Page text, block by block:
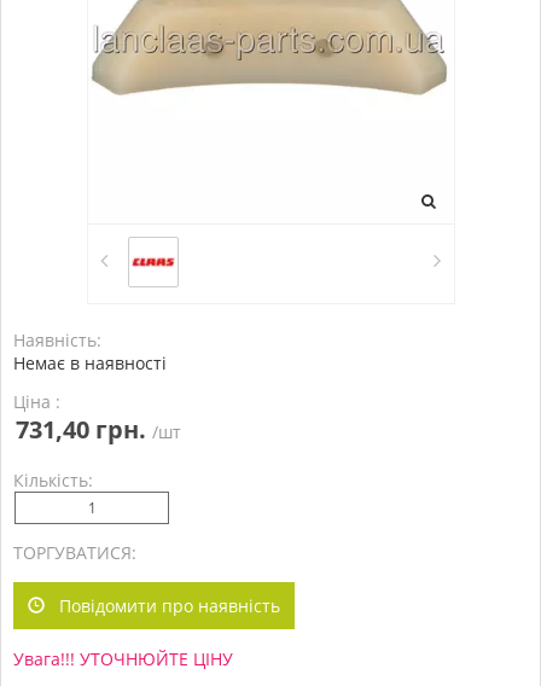
Наявність:
Немає в наявності
Ціна :
731,40 грн. /шт
Кількість:
ТОРГУВАТИСЯ:
Повідомити про наявність
Увага!!! УТОЧНЮЙТЕ ЦІНУ